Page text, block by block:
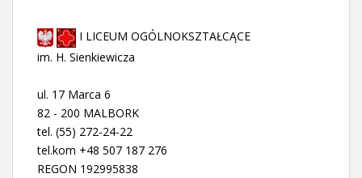
I LICEUM OGÓLNOKSZTAŁCĄCE
im. H. Sienkiewicza
ul. 17 Marca 6
82 - 200 MALBORK
tel. (55) 272-24-22
tel.kom +48 507 187 276
REGON 192995838